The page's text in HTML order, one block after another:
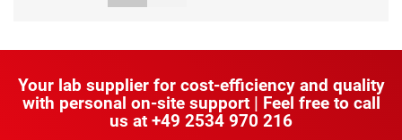
Your lab supplier for cost-efficiency and quality
with personal on-site support | Feel free to call
us at +49 2534 970 216